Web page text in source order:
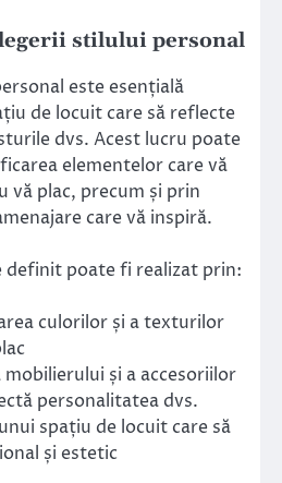
stilului personal
este esențială
de locuit care să reflecte
dvs. Acest lucru poate
elementelor care vă
vă plac, precum și prin
care vă inspiră.
definit poate fi realizat prin:
culorilor și a texturilor
mobilierului și a accesoriilor
personalitatea dvs.
spațiu de locuit care să
și estetic